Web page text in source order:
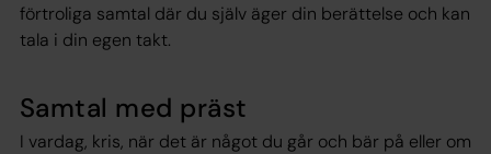
förtroliga samtal där du själv äger din berättelse och kan
tala i din egen takt.
Samtal med präst
I vardag, kris, när det är något du går och bär på eller om